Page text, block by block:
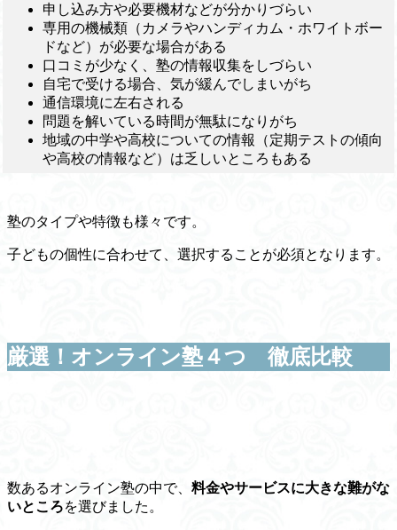
申し込み方や必要機材などが分かりづらい
専用の機械類（カメラやハンディカム・ホワイトボー
ドなど）が必要な場合がある
口コミが少なく、塾の情報収集をしづらい
自宅で受ける場合、気が緩んでしまいがち
通信環境に左右される
問題を解いている時間が無駄になりがち
地域の中学や高校についての情報（定期テストの傾向
や高校の情報など）は乏しいところもある
塾のタイプや特徴も様々です。
子どもの個性に合わせて、選択することが必須となります。
厳選！オンライン塾４つ 徹底比較
数あるオンライン塾の中で、 料金やサービスに大きな難がな
いところを選びました。